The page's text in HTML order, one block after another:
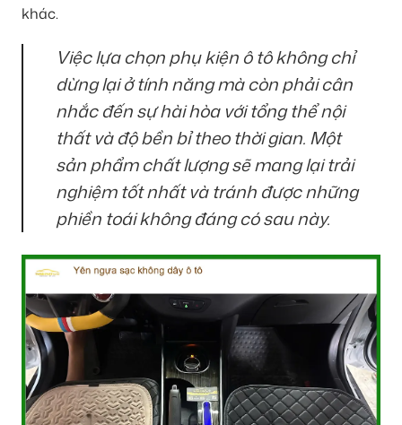
khác.
Việc lựa chọn phụ kiện ô tô không chỉ
dừng lại ở tính năng mà còn phải cân
nhắc đến sự hài hòa với tổng thể nội
thất và độ bền bỉ theo thời gian. Một
sản phẩm chất lượng sẽ mang lại trải
nghiệm tốt nhất và tránh được những
phiền toái không đáng có sau này.